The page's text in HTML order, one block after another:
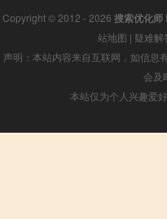
Copyright © 2012 - 2026 搜索优化师
站地图 | 疑难解
声明：本站内容来自互联网，如信息
会及
本站仅为个人兴趣爱